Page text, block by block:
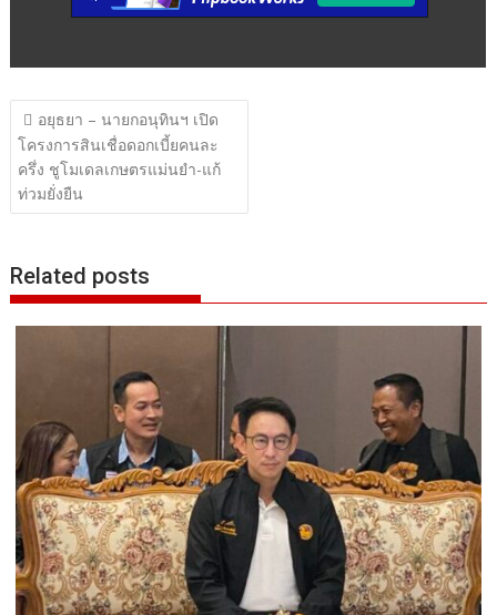
แนะแนว
เรื่อง
อยุธยา – นายกอนุทินฯ เปิด
โครงการสินเชื่อดอกเบี้ยคนละ
ครึ่ง ชูโมเดลเกษตรแม่นยำ-แก้
ท่วมยั่งยืน
Related posts